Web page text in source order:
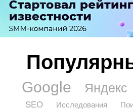
Google Яндекс
SEO
Исследования